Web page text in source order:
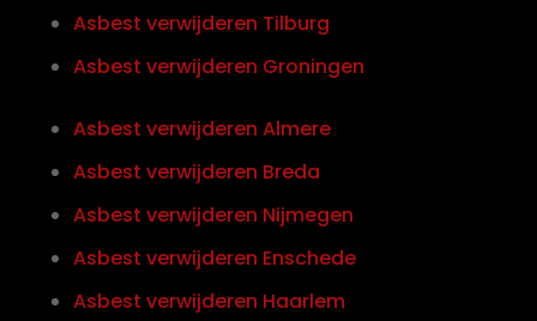
Asbest verwijderen Tilburg
Asbest verwijderen Groningen
Asbest verwijderen Almere
Asbest verwijderen Breda
Asbest verwijderen Nijmegen
Asbest verwijderen Enschede
Asbest verwijderen Haarlem